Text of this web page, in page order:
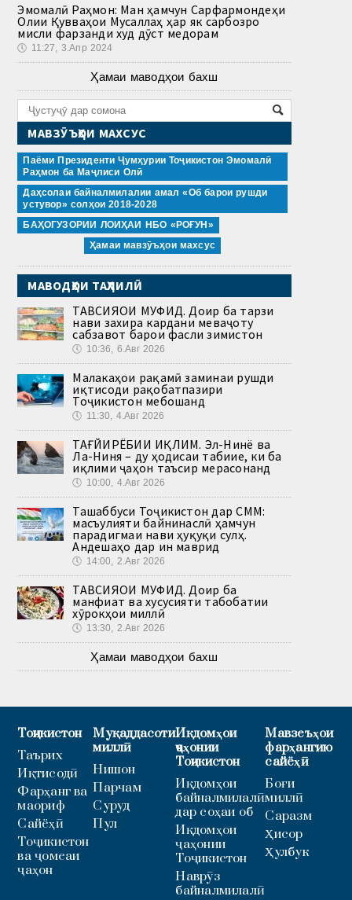
Эмомалӣ Раҳмон: Ман ҳамчун Сарфармондеҳи
Олии Қувваҳои Мусаллаҳ ҳар як сарбозро
мисли фарзанди худ дӯст медорам
🕔 11:27, 3.Апр 2024
Ҳамаи маводҳои бахш
МАВЗӮЪҲОИ МАХСУС
Паёми Президенти Ҷумҳурии Тоҷикистон Эмомалӣ
Раҳмон ба Маҷлиси Олӣ
Даҳсолаи байналмилалии амал «Об барои рушди
устувор» солҳои 2018-2028
БАҲОГУЗОРИИ ЛОИҲАИ НБО «РОҒУН»
Ҳамаи мавзӯъҳои махсус
МАВОДҲОИ ТАҲЛИЛӢ
ТАВСИЯҲОИ МУФИД. Доир ба тарзи
нави захира кардани меваҷоту
сабзавот барои фасли зимистон
🕔 10:36, 6.Авг 2026
Малакаҳои рақамӣ заминаи рушди
иқтисоди рақобатпазири
Тоҷикистон мебошанд
🕔 11:30, 4.Авг 2026
ТАҒЙИРЁБИИ ИҚЛИМ. Эл-Нинё ва
Ла-Ниня – ду ҳодисаи табиие, ки ба
иқлими ҷаҳон таъсир мерасонанд
🕔 10:00, 4.Авг 2026
Ташаббуси Тоҷикистон дар СММ:
масъулияти байнинаслӣ ҳамчун
парадигмаи нави ҳуқуқи сулҳ.
Андешаҳо дар ин маврид
🕔 14:00, 2.Авг 2026
ТАВСИЯҲОИ МУФИД. Доир ба
манфиат ва хусусияти табобатии
хӯрокҳои миллӣ
🕔 13:30, 2.Авг 2026
Ҳамаи маводҳои бахш
Тоҷикистон
Таърих
Иқтисодӣ
Фарҳанг ва
маориф
Сайёҳӣ
Тоҷикистон
ва ҷомеаи
ҷаҳон
Муқаддасоти
миллӣ
Нишон
Парчам
Суруд
Пул
Иқдомҳои
ҷаҳонии
Тоҷикистон
Иқдомҳои
байналмилалӣ
дар соҳаи об
Иқдомҳои
ҷаҳонии
Тоҷикистон
Наврӯз
байналмилалӣ
Мавзеъҳои
фарҳангию
сайёҳӣ
Боғи
миллӣ
Саразм
Ҳисор
Ҳулбук